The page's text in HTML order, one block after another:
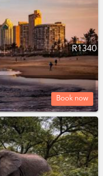
R1340
Book now